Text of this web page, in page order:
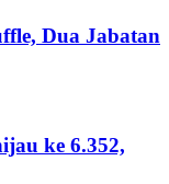
Dua Jabatan
ke 6.352,